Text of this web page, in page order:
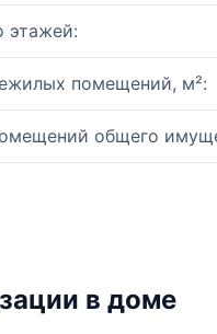
этажей:
помещений, м²:
общего
в доме